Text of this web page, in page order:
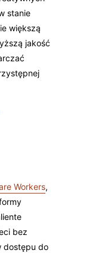
stanie
większą
jakość
Workers,
bez
dostępu do